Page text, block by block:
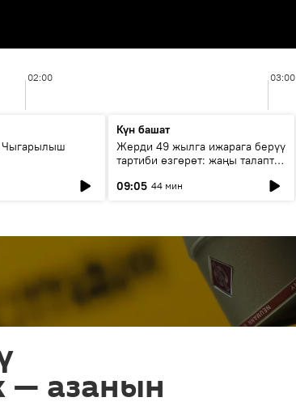
02:00 03:00
Күн башат
Жерди 49 жылга ижарага берүү
тартиби өзгөрөт: жаңы талаптар
09:05 44 мин
— азанын